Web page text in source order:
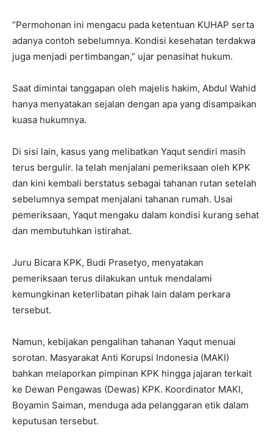
“Permohonan ini mengacu pada ketentuan KUHAP serta
adanya contoh sebelumnya. Kondisi kesehatan terdakwa
juga menjadi pertimbangan,” ujar penasihat hukum.
Saat dimintai tanggapan oleh majelis hakim, Abdul Wahid
hanya menyatakan sejalan dengan apa yang disampaikan
kuasa hukumnya.
Di sisi lain, kasus yang melibatkan Yaqut sendiri masih
terus bergulir. Ia telah menjalani pemeriksaan oleh KPK
dan kini kembali berstatus sebagai tahanan rutan setelah
sebelumnya sempat menjalani tahanan rumah. Usai
pemeriksaan, Yaqut mengaku dalam kondisi kurang sehat
dan membutuhkan istirahat.
Juru Bicara KPK, Budi Prasetyo, menyatakan
pemeriksaan terus dilakukan untuk mendalami
kemungkinan keterlibatan pihak lain dalam perkara
tersebut.
Namun, kebijakan pengalihan tahanan Yaqut menuai
sorotan. Masyarakat Anti Korupsi Indonesia (MAKI)
bahkan melaporkan pimpinan KPK hingga jajaran terkait
ke Dewan Pengawas (Dewas) KPK. Koordinator MAKI,
Boyamin Saiman, menduga ada pelanggaran etik dalam
keputusan tersebut.